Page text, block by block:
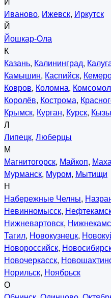
Иваново, Ижевск, Иркутск
Й
Йошкар-Ола
К
Казань, Калининград,
Камышин, Каспийск,
Ковров, Коломна,
Королёв, Кострома,
Крымск, Курган, Курск,
Л
Липецк, Люберцы
М
Магнитогорск, Майкоп,
Мурманск, Муром, Мытищи
Н
Набережные Челны,
Невинномысск,
Нижневартовск,
Тагил, Новокузнецк,
Новороссийск,
Новочеркасск,
Норильск, Ноябрьск
О